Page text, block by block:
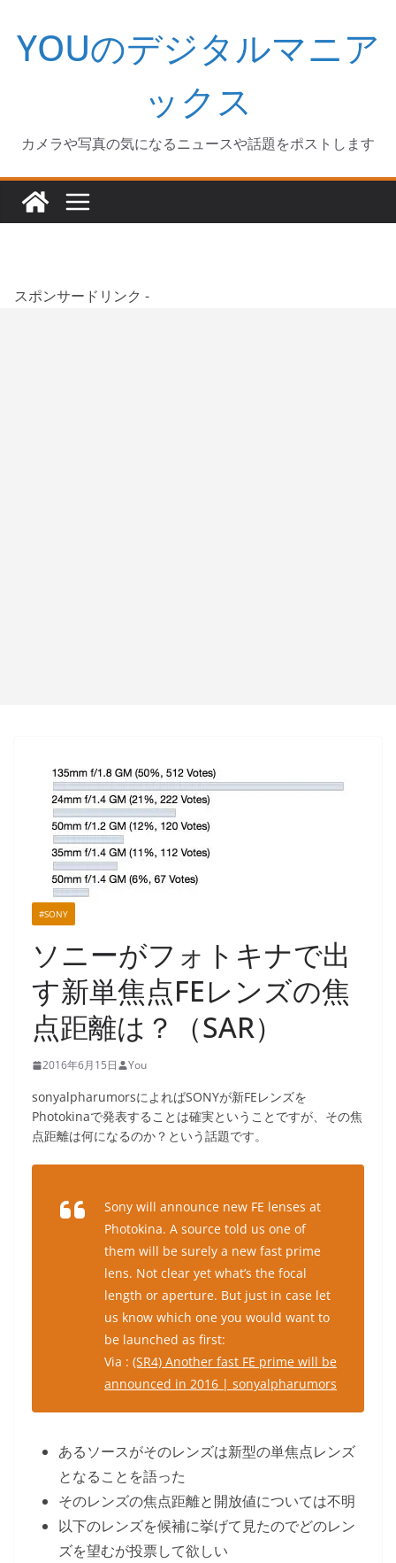
キ
YOUのデジタルマニア
ックス
カメラや写真の気になるニュースや話題をポストします
スポンサードリンク -
#SONY
ソニーがフォトキナで出
す新単焦点FEレンズの焦
点距離は？（SAR）
2016年6月15日 You
sonyalpharumorsによればSONYが新FEレンズを
Photokinaで発表することは確実ということですが、その焦
点距離は何になるのか？という話題です。
Sony will announce new FE lenses at
Photokina. A source told us one of
them will be surely a new fast prime
lens. Not clear yet what’s the focal
length or aperture. But just in case let
us know which one you would want to
be launched as first:
Via : (SR4) Another fast FE prime will be
announced in 2016 | sonyalpharumors
あるソースがそのレンズは新型の単焦点レンズ
となることを語った
そのレンズの焦点距離と開放値については不明
以下のレンズを候補に挙げて見たのでどのレン
ズを望むが投票して欲しい